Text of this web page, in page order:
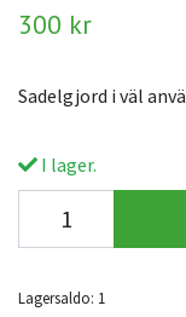
300 kr
Sadelgjord i väl
I lager.
Lagersaldo: 1